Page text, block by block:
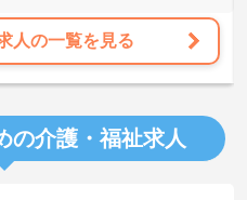
人の一覧を見る
の介護・福祉求人